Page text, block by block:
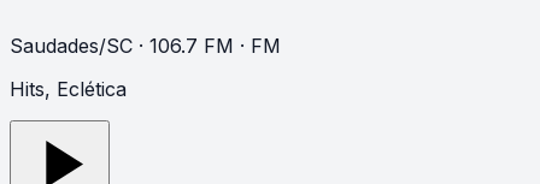
Saudades/SC · 106.7 FM · FM
Hits, Eclética